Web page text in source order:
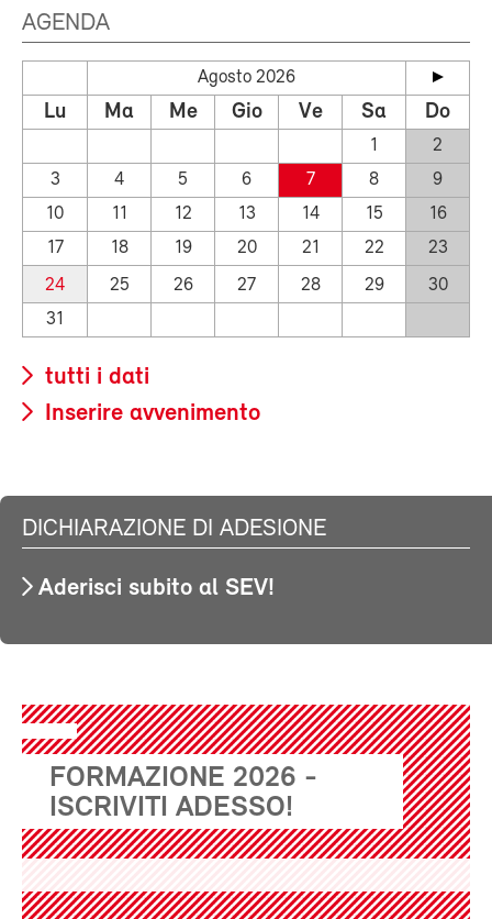
AGENDA
Agosto 2026
Lu Ma Me Gio Ve Sa Do
1
2
3
4 5 6 7 8
9
10
11 12 13 14 15
16
17
18 19 20 21 22
23
24
25 26 27 28 29
30
31
tutti i dati
Inserire avvenimento
DICHIARAZIONE DI ADESIONE
Aderisci subito al SEV!
FORMAZIONE 2026 -
ISCRIVITI ADESSO!